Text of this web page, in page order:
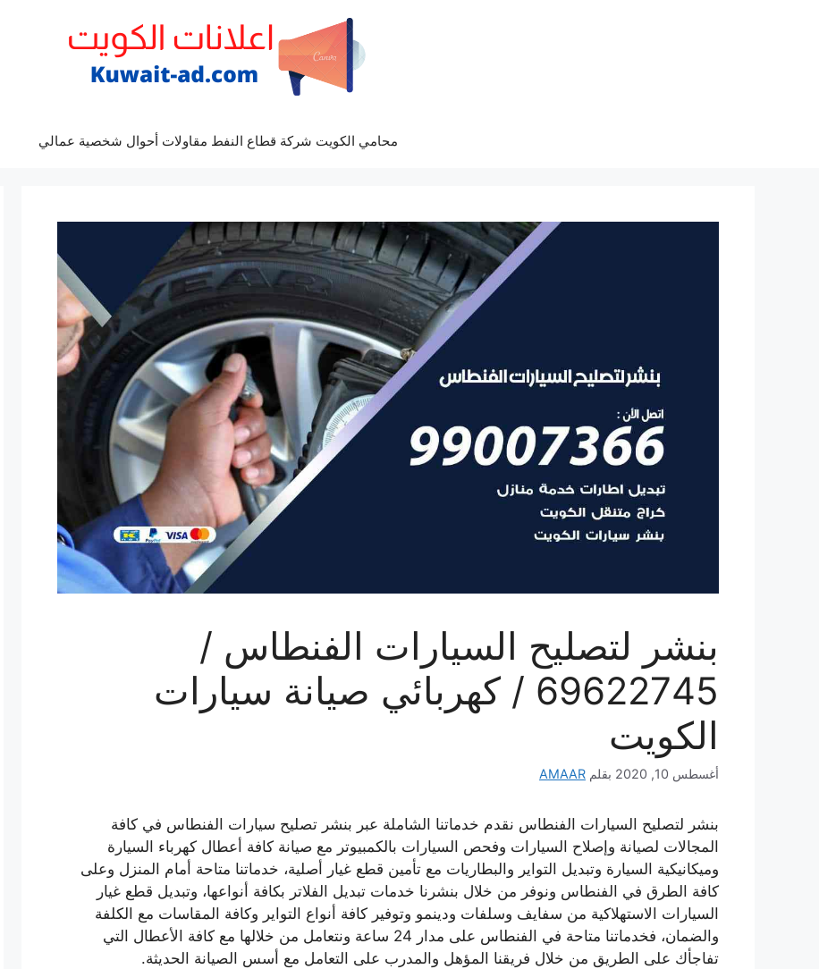
محامي الكويت شركة قطاع النفط مقاولات أحوال شخصية عمالي
بنشر لتصليح السيارات الفنطاس /
69622745 / كهربائي صيانة سيارات
الكويت
أغسطس 10, 2020 بقلم AMAAR
بنشر لتصليح السيارات الفنطاس نقدم خدماتنا الشاملة عبر بنشر تصليح سيارات الفنطاس في كافة
المجالات لصيانة وإصلاح السيارات وفحص السيارات بالكمبيوتر مع صيانة كافة أعطال كهرباء السيارة
وميكانيكية السيارة وتبديل التواير والبطاريات مع تأمين قطع غيار أصلية، خدماتنا متاحة أمام المنزل وعلى
كافة الطرق في الفنطاس ونوفر من خلال بنشرنا خدمات تبديل الفلاتر بكافة أنواعها، وتبديل قطع غيار
السيارات الاستهلاكية من سفايف وسلفات ودينمو وتوفير كافة أنواع التواير وكافة المقاسات مع الكلفة
والضمان، فخدماتنا متاحة في الفنطاس على مدار 24 ساعة ونتعامل من خلالها مع كافة الأعطال التي
تفاجأك على الطريق من خلال فريقنا المؤهل والمدرب على التعامل مع أسس الصيانة الحديثة.